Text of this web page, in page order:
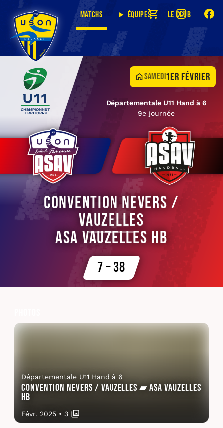
Matchs Équipes Le club
samedi1er février
Départementale U11 Hand à 6
9e journée
Convention Nevers /
Vauzelles
ASA Vauzelles HB
7 – 38
Départementale U11 Hand à 6
Convention Nevers / Vauzelles ▰ ASA Vauzelles
HB
Févr. 2025 • 3